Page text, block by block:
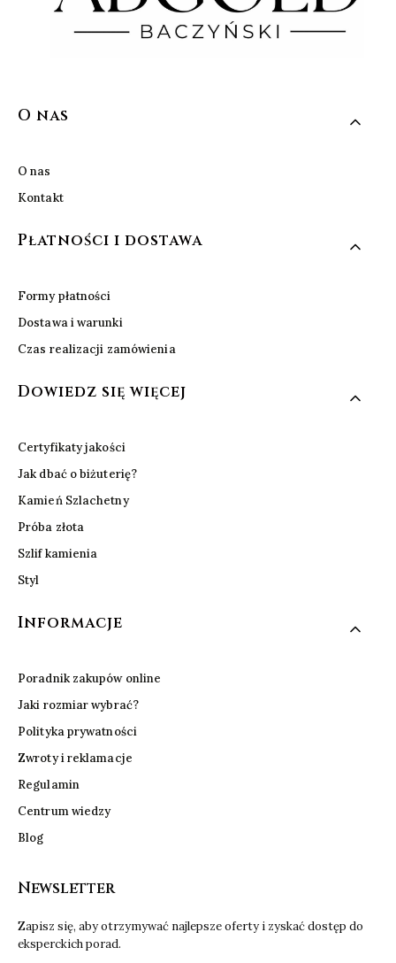
Linki w stopce
O nas
O nas
Kontakt
Płatności i dostawa
Formy płatności
Dostawa i warunki
Czas realizacji zamówienia
Dowiedz się więcej
Certyfikaty jakości
Jak dbać o biżuterię?
Kamień Szlachetny
Próba złota
Szlif kamienia
Styl
Informacje
Poradnik zakupów online
Jaki rozmiar wybrać?
Polityka prywatności
Zwroty i reklamacje
Regulamin
Centrum wiedzy
Blog
Newsletter
Zapisz się, aby otrzymywać najlepsze oferty i zyskać dostęp do
eksperckich porad.